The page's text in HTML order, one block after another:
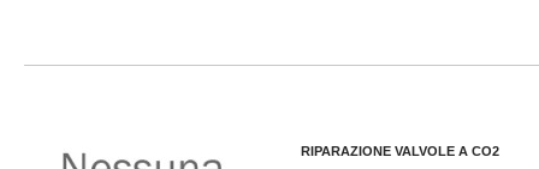
RIPARAZIONE VALVOLE A CO2